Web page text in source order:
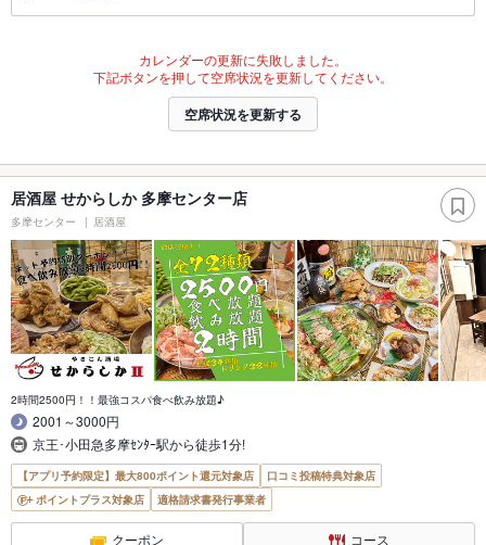
カレンダーの更新に失敗しました。
下記ボタンを押して空席状況を更新してください。
空席状況を更新する
居酒屋 せからしか 多摩センター店
多摩センター 居酒屋
2時間2500円！！最強コスパ食べ飲み放題♪
2001～3000円
京王･小田急多摩ｾﾝﾀｰ駅から徒歩1分!
【アプリ予約限定】最大800ポイント還元対象店
口コミ投稿特典対象店
ポイントプラス対象店
適格請求書発行事業者
クーポン コース